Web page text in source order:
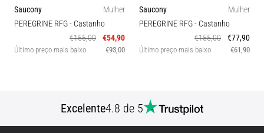
Saucony
Mulher
PEREGRINE RFG- Castanho
€155,00
€54,90
Último preço mais baixo €93,00
Saucony
Mulher
PEREGRINE RFG- Castanho
€155,00
€77,90
Último preço mais baixo €61,90
Excelente4.8 de 5